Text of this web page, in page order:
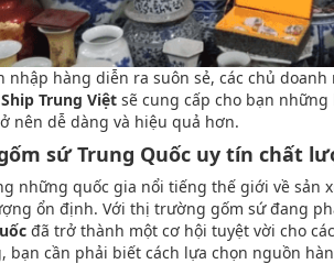
nhập hàng diễn ra suôn sẻ, các chủ
Ship Trung Việt sẽ cung cấp cho bạn
nên dễ dàng và hiệu quả hơn.
sứ Trung Quốc uy tín chất
những quốc gia nổi tiếng thế giới về sản
ổn định. Với thị trường gốm sứ đang
đã trở thành một cơ hội tuyệt vời cho
bạn cần phải biết cách lựa chọn nguồn